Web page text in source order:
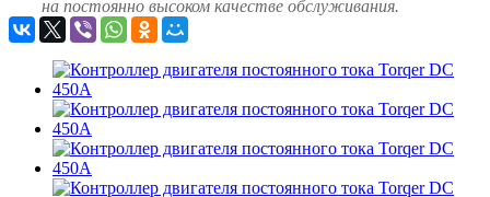
на постоянно высоком качестве обслуживания.